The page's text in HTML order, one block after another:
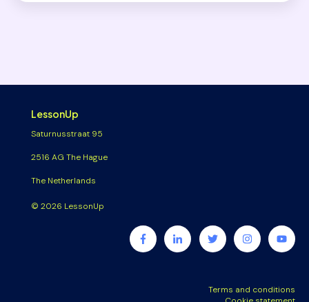
LessonUp
Saturnusstraat 95
2516 AG The Hague
The Netherlands
© 2026 LessonUp
Terms and conditions